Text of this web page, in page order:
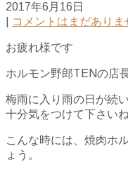
2017年6月16日
コメントはまだありま
お疲れ様です
ホルモン野郎TENの店
梅雨に入り雨の日が続
十分気をつけて下さいね
こんな時には、焼肉ホ
ょう。